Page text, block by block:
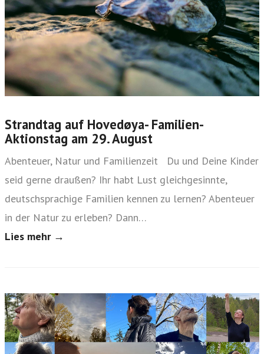
Strandtag auf Hovedøya- Familien-
Aktionstag am 29. August
Abenteuer, Natur und Familienzeit Du und Deine Kinder
seid gerne draußen? Ihr habt Lust gleichgesinnte,
deutschsprachige Familien kennen zu lernen? Abenteuer
in der Natur zu erleben? Dann…
Lies mehr →